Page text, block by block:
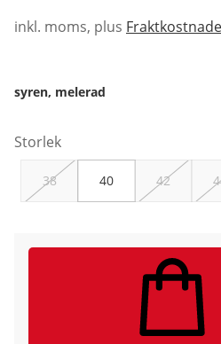
inkl. moms, plus
syren, melerad
Storlek
38 40 42